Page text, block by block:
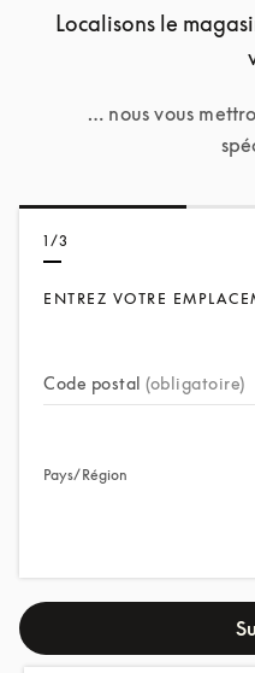
Localisons le
… nous vous
1/3
ENTREZ VOTRE
Code postal (obligatoire)
Pays/Région